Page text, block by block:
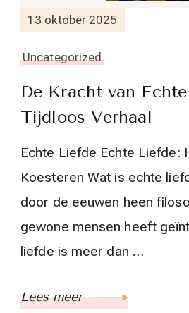
13 oktober 2025
Uncategorized
De Kracht van
Tijdloos Verhaal
Echte Liefde Echte Liefde:
Koesteren Wat is echte
door de eeuwen heen
gewone mensen heeft
liefde is meer dan …
Lees meer